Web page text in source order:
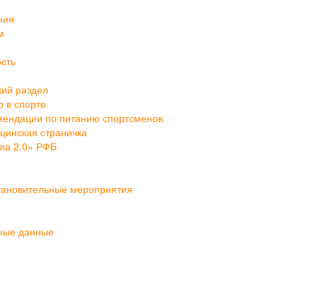
раздел
в спорте
по питанию спортсменов
страничка
2.0» РФБ
мероприятия
данные